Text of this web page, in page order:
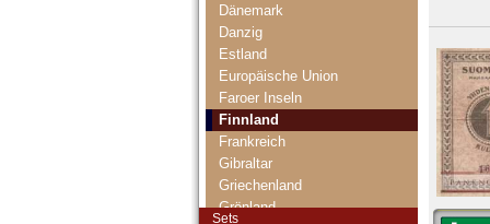
Dänemark
Danzig
Estland
Europäische Union
Faroer Inseln
Finnland
Frankreich
Gibraltar
Griechenland
Grönland
Sets